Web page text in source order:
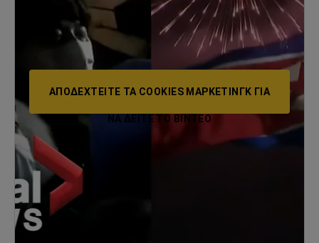
ΑΠΟΔΕΧΤΕΊΤΕ ΤΑ COOKIES ΜΆΡΚΕΤΙΝΓΚ ΓΙΑ
ΝΑ ΔΕΊΤΕ ΤΟ ΒΙΝΤΕΟ